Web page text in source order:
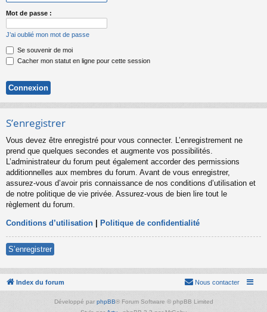
Mot de passe :
J’ai oublié mon mot de passe
Se souvenir de moi
Cacher mon statut en ligne pour cette session
S’enregistrer
Vous devez être enregistré pour vous connecter. L’enregistrement ne
prend que quelques secondes et augmente vos possibilités.
L’administrateur du forum peut également accorder des permissions
additionnelles aux membres du forum. Avant de vous enregistrer,
assurez-vous d’avoir pris connaissance de nos conditions d’utilisation et
de notre politique de vie privée. Assurez-vous de bien lire tout le
règlement du forum.
Conditions d’utilisation | Politique de confidentialité
S’enregistrer
Index du forum Nous contacter
Développé par phpBB® Forum Software © phpBB Limited